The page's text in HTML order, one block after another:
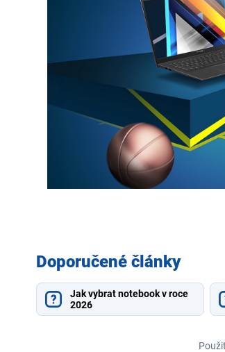
Doporučené články
Jak vybrat notebook v roce
2026